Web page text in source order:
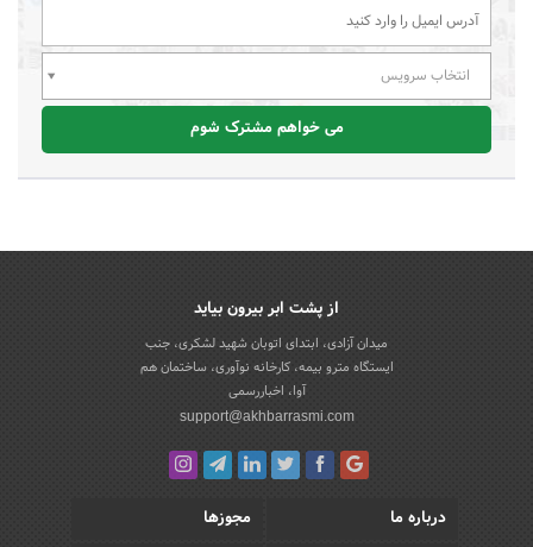
انتخاب سرویس
می خواهم مشترک شوم
از پشت ابر بیرون بیاید
میدان آزادی، ابتدای اتوبان شهید لشکری، جنب
ایستگاه مترو بیمه، کارخانه نوآوری، ساختمان هم
آوا، اخباررسمی
support@akhbarrasmi.com
درباره ما
مجوزها